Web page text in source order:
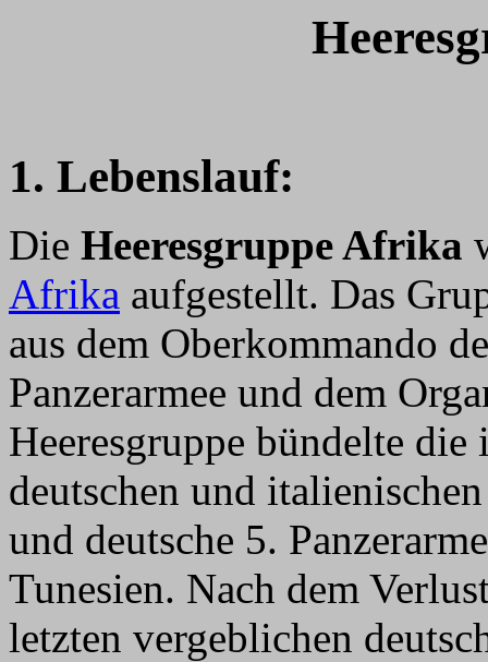
1. Lebenslauf:
Die Heeresgruppe Afrika
Afrika aufgestellt. Das
aus dem Oberkommando
Panzerarmee und dem
Heeresgruppe bündelte
deutschen und
und deutsche 5.
Tunesien. Nach dem
letzten vergeblichen